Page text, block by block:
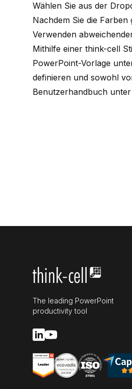
Wählen Sie aus der
Nachdem Sie die
Verwenden
Mithilfe einer think-cell
PowerPoint-Vorlage
definieren und sowohl
Benutzerhandbuch unter
The leading PowerPoint
productivity tool